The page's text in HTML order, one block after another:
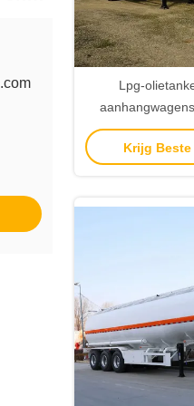
Lpg-
mechanische/
Krijg